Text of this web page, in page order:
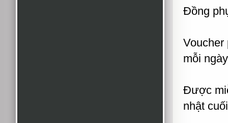
Đồng
Voucher
mỗi ngày
Được
nhật